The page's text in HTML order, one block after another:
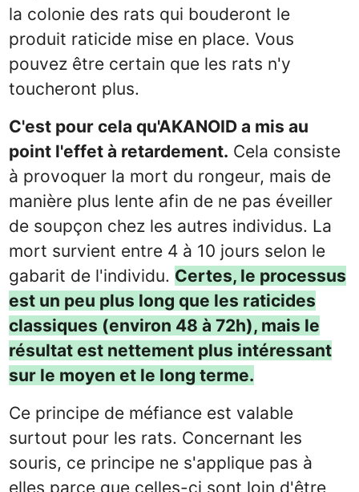
la colonie des rats qui bouderont le
produit raticide mise en place. Vous
pouvez être certain que les rats n'y
toucheront plus.
C'est pour cela qu'AKANOID a mis au
point l'effet à retardement. Cela consiste
à provoquer la mort du rongeur, mais de
manière plus lente afin de ne pas éveiller
de soupçon chez les autres individus. La
mort survient entre 4 à 10 jours selon le
gabarit de l'individu. Certes, le processus
est un peu plus long que les raticides
classiques (environ 48 à 72h), mais le
résultat est nettement plus intéressant
sur le moyen et le long terme.
Ce principe de méfiance est valable
surtout pour les rats. Concernant les
souris, ce principe ne s'applique pas à
elles parce que celles-ci sont loin d'être